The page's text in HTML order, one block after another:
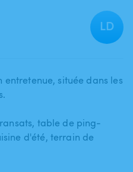
LD
entretenue​,​ située dans les
table de ping-
d'été​,​ terrain de